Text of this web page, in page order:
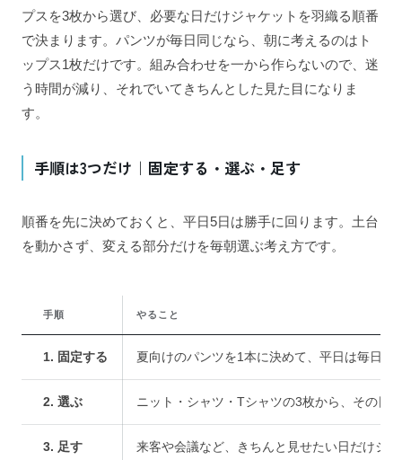
プスを3枚から選び、必要な日だけジャケットを羽織る順番
で決まります。パンツが毎日同じなら、朝に考えるのはト
ップス1枚だけです。組み合わせを一から作らないので、迷
う時間が減り、それでいてきちんとした見た目になりま
す。
手順は3つだけ｜固定する・選ぶ・足す
順番を先に決めておくと、平日5日は勝手に回ります。土台
を動かさず、変える部分だけを毎朝選ぶ考え方です。
手順 やること
1. 固定する 夏向けのパンツを1本に決めて、平日は毎日そ
2. 選ぶ ニット・シャツ・Tシャツの3枚から、その日
3. 足す 来客や会議など、きちんと見せたい日だけジ